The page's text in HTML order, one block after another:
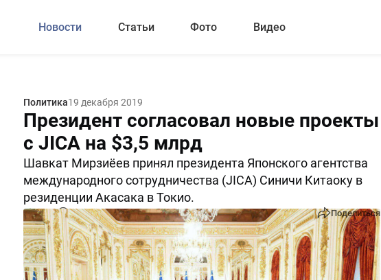
Новости Статьи Фото Видео
Политика19 декабря 2019
Президент согласовал новые проекты
с JICA на $3,5 млрд
Шавкат Мирзиёев принял президента Японского агентства
международного сотрудничества (JICA) Синичи Китаоку в
резиденции Акасака в Токио.
3336 0 Поделиться